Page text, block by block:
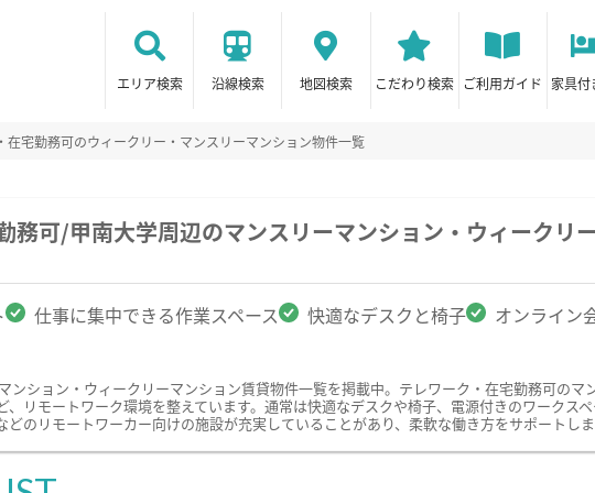
エリア検索 沿線検索 地図検索 こだわり検索 ご利用ガイド 家具付
在宅勤務可のウィークリー・マンスリーマンション物件一覧
務可/甲南大学周辺のマンスリーマンション・ウィークリ
仕事に集中できる作業スペース 快適なデスクと椅子 オンライン
ンション・ウィークリーマンション賃貸物件一覧を掲載中。テレワーク・在宅勤務可の
リモートワーク環境を整えています。通常は快適なデスクや椅子、電源付きのワークス
のリモートワーカー向けの施設が充実していることがあり、柔軟な働き方をサポートしま